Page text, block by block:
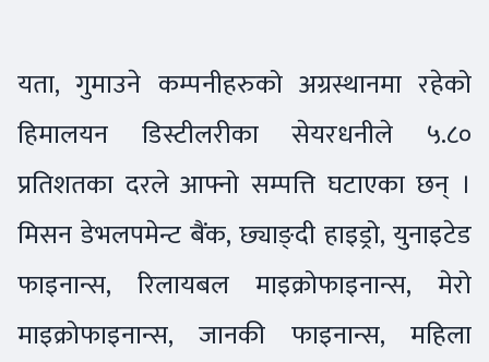
यता, गुमाउने कम्पनीहरुको अग्रस्थानमा रहेको
हिमालयन डिस्टीलरीका सेयरधनीले ५.८०
प्रतिशतका दरले आफ्नो सम्पत्ति घटाएका छन् ।
मिसन डेभलपमेन्ट बैंक, छ्याङ्दी हाइड्रो, युनाइटेड
फाइनान्स, रिलायबल माइक्रोफाइनान्स, मेरो
माइक्रोफाइनान्स, जानकी फाइनान्स, महिला